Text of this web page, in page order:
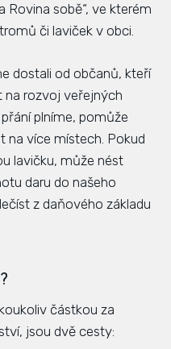
Rovina sobě“, ve kterém
či laviček v obci.
dostali od občanů, kteří
na rozvoj veřejných
plníme, pomůže
na více místech. Pokud
lavičku, může nést
daru do našeho
z daňového základu
částkou za
jsou dvě cesty: